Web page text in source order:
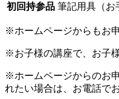
初回持参品 筆記用具（お
※ホームページからもお
※お子様の講座で、お子
※ホームページからのお
れたい場合は、お電話で